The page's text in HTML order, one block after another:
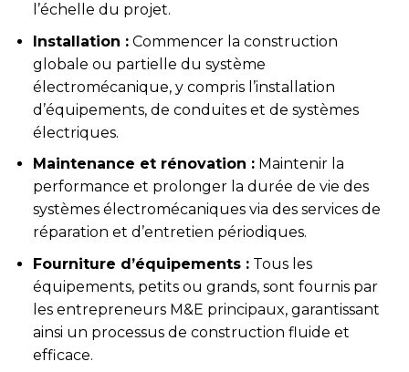
l’échelle du projet.
Installation :Commencer la construction
globale ou partielle du système
électromécanique, y compris l’installation
d’équipements, de conduites et de systèmes
électriques.
Maintenance et rénovation :Maintenir la
performance et prolonger la durée de vie des
systèmes électromécaniques via des services de
réparation et d’entretien périodiques.
Fourniture d’équipements :Tous les
équipements, petits ou grands, sont fournis par
les entrepreneurs M&E principaux, garantissant
ainsi un processus de construction fluide et
efficace.